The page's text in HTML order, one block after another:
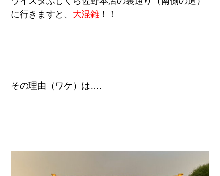
に行きますと、 大混雑 ！！
その理由（ワケ）は….